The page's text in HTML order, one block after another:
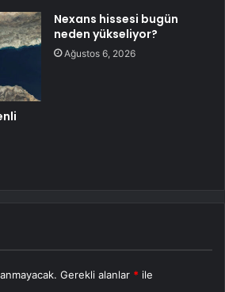
Nexans hissesi bugün
neden yükseliyor?
Ağustos 6, 2026
Gerekli alanlar * ile